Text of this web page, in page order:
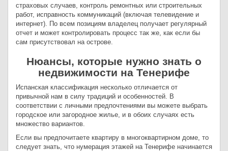
страховых случаев, контроль ремонтных или строительных
работ, исправность коммуникаций (включая телевидение и
интернет). По всем позициям владелец получает регулярный
отчет и может контролировать процесс так же, как если бы
сам присутствовал на острове.
Нюансы, которые нужно знать о
недвижимости на Тенерифе
Испанская классификация несколько отличается от
привычной нам в силу традиций и особенностей. В
соответствии с личными предпочтениями вы можете выбрать
городское или загородное жилье, и в обоих случаях есть
множество вариантов.
Если вы предпочитаете квартиру в многоквартирном доме, то
следует знать, что нумерация этажей на Тенерифе начинается